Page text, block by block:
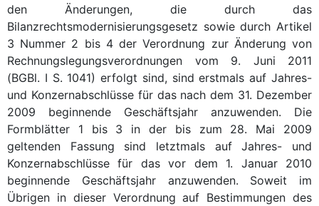
den Änderungen, die durch das
Bilanzrechtsmodernisierungsgesetz sowie durch Artikel
3 Nummer 2 bis 4 der Verordnung zur Änderung von
Rechnungslegungsverordnungen vom 9. Juni 2011
(BGBl. I S. 1041) erfolgt sind, sind erstmals auf Jahres-
und Konzernabschlüsse für das nach dem 31. Dezember
2009 beginnende Geschäftsjahr anzuwenden. Die
Formblätter 1 bis 3 in der bis zum 28. Mai 2009
geltenden Fassung sind letztmals auf Jahres- und
Konzernabschlüsse für das vor dem 1. Januar 2010
beginnende Geschäftsjahr anzuwenden. Soweit im
Übrigen in dieser Verordnung auf Bestimmungen des